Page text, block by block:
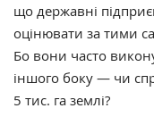
що державні
оцінювати за тими
Бо вони часто
іншого боку — чи
5 тис. га землі?